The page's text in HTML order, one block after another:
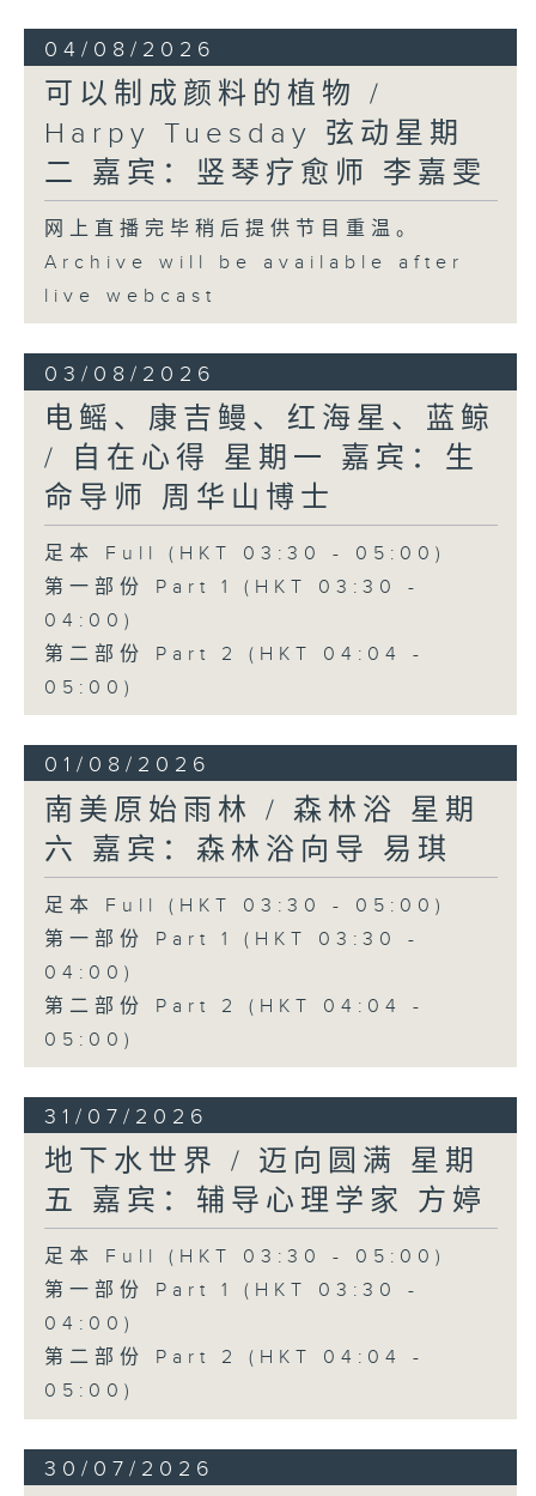
04/08/2026
可以制成颜料的植物 /
Harpy Tuesday 弦动星期
二 嘉宾：竖琴疗愈师 李嘉雯
网上直播完毕稍后提供节目重温。
Archive will be available after
live webcast
03/08/2026
电鳐、康吉鳗、红海星、蓝鲸
/ 自在心得 星期一 嘉宾：生
命导师 周华山博士
足本 Full (HKT 03:30 - 05:00)
第一部份 Part 1 (HKT 03:30 -
04:00)
第二部份 Part 2 (HKT 04:04 -
05:00)
01/08/2026
南美原始雨林 / 森林浴 星期
六 嘉宾：森林浴向导 易琪
足本 Full (HKT 03:30 - 05:00)
第一部份 Part 1 (HKT 03:30 -
04:00)
第二部份 Part 2 (HKT 04:04 -
05:00)
31/07/2026
地下水世界 / 迈向圆满 星期
五 嘉宾：辅导心理学家 方婷
足本 Full (HKT 03:30 - 05:00)
第一部份 Part 1 (HKT 03:30 -
04:00)
第二部份 Part 2 (HKT 04:04 -
05:00)
30/07/2026